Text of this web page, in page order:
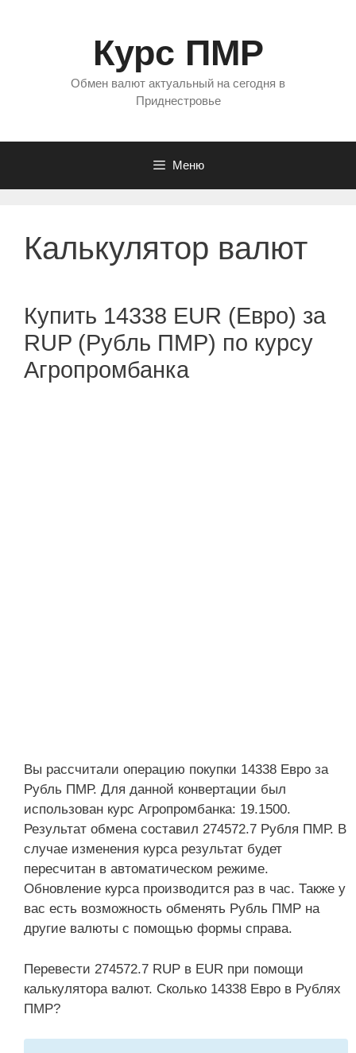
Курс ПМР
Обмен валют актуальный на сегодня в
Приднестровье
Меню
Калькулятор валют
Купить 14338 EUR (Евро) за
RUP (Рубль ПМР) по курсу
Агропромбанка
Вы рассчитали операцию покупки 14338 Евро за
Рубль ПМР. Для данной конвертации был
использован курс Агропромбанка: 19.1500.
Результат обмена составил 274572.7 Рубля ПМР. В
случае изменения курса результат будет
пересчитан в автоматическом режиме.
Обновление курса производится раз в час. Также у
вас есть возможность обменять Рубль ПМР на
другие валюты с помощью формы справа.
Перевести 274572.7 RUP в EUR при помощи
калькулятора валют. Сколько 14338 Евро в Рублях
ПМР?